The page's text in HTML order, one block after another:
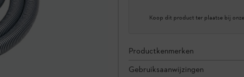
Koop dit product ter plaatse bij
Productkenmerken
Gebruiksaanwijzingen